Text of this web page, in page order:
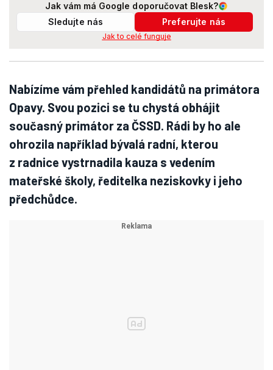
Jak vám má Google doporučovat Blesk?
Sledujte nás
Preferujte nás
Jak to celé funguje
Nabízíme vám přehled kandidátů na primátora
Opavy. Svou pozici se tu chystá obhájit
současný primátor za ČSSD. Rádi by ho ale
ohrozila například bývalá radní, kterou
z radnice vystrnadila kauza s vedením
mateřské školy, ředitelka neziskovky i jeho
předchůdce.